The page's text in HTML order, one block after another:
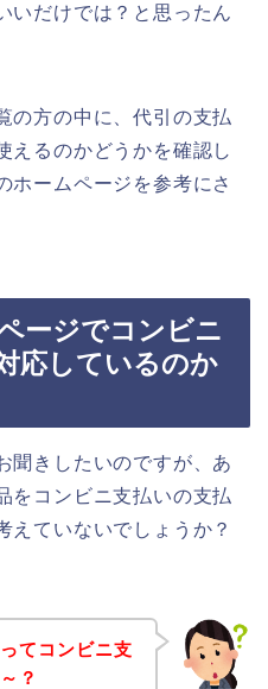
いだけでは？と思ったん
の方の中に、代引の支払
えるのかどうかを確認し
ホームページを参考にさ
ージでコンビニ
応しているのか
聞きしたいのですが、あ
をコンビニ支払いの支払
えていないでしょうか？
てコンビニ支
？